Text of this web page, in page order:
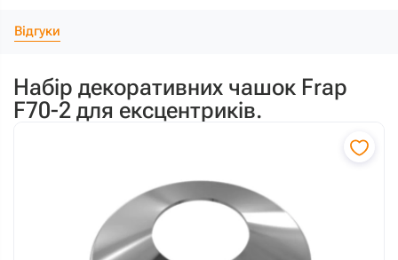
Відгуки
Набір декоративних чашок Frap
F70-2 для ексцентриків.